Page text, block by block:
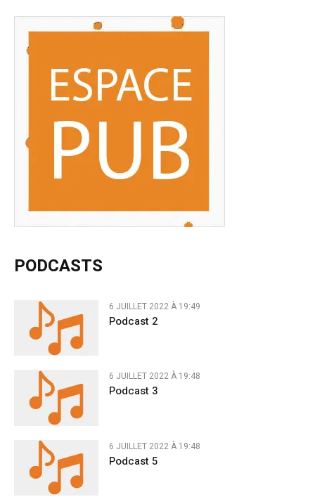
PODCASTS
6 JUILLET 2022 À 19:49
Podcast 2
6 JUILLET 2022 À 19:48
Podcast 3
6 JUILLET 2022 À 19:48
Podcast 5